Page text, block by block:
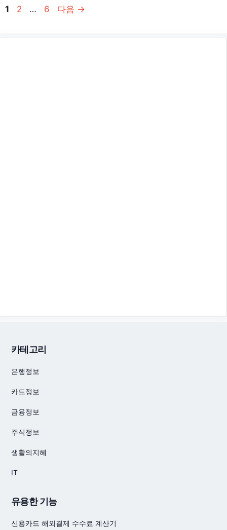
페
1
페
2 …
페
6 다음 →
카테고리
은행정보
카드정보
금융정보
주식정보
생활의지혜
IT
유용한 기능
신용카드 해외결제 수수료 계산기